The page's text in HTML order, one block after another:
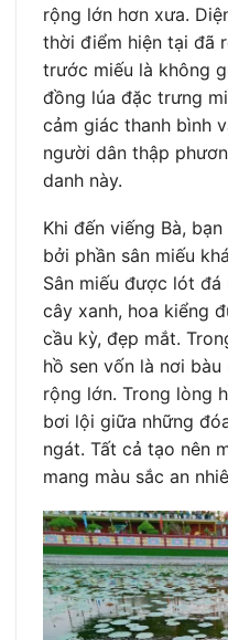
rộng lớn hơn xưa.
thời điểm hiện tại đã
trước miếu là không
đồng lúa đặc trưng
cảm giác thanh bình
người dân thập
danh này.
Khi đến viếng Bà,
bởi phần sân miếu
Sân miếu được lót
cây xanh, hoa kiểng
cầu kỳ, đẹp mắt.
hồ sen vốn là nơi
rộng lớn. Trong lòng
bơi lội giữa những
ngát. Tất cả tạo nên
mang màu sắc an